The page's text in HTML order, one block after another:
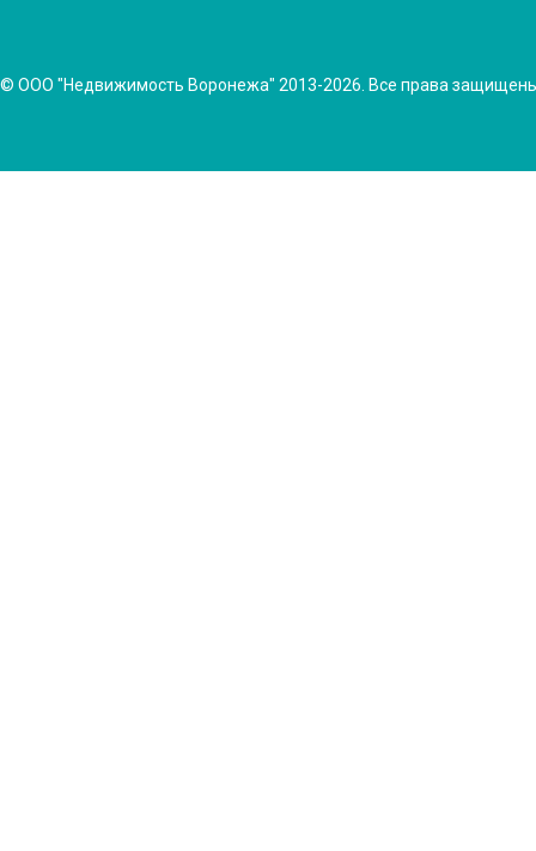
© ООО "Недвижимость Воронежа" 2013-2026. Все права